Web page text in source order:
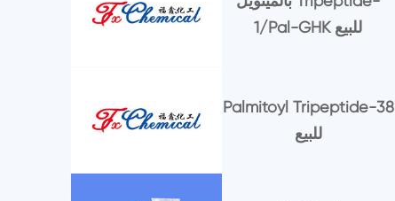
1/Pal-GHK للبيع
Palmitoyl Tripeptide-38
للبيع